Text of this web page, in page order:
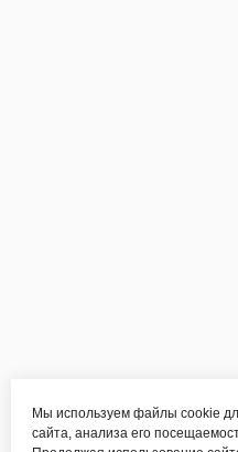
Мы используем файлы cookie
сайта, анализа его